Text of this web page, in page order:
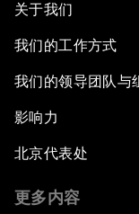
关于我们
我们的工作方式
我们的领导团队与
影响力
北京代表处
更多内容